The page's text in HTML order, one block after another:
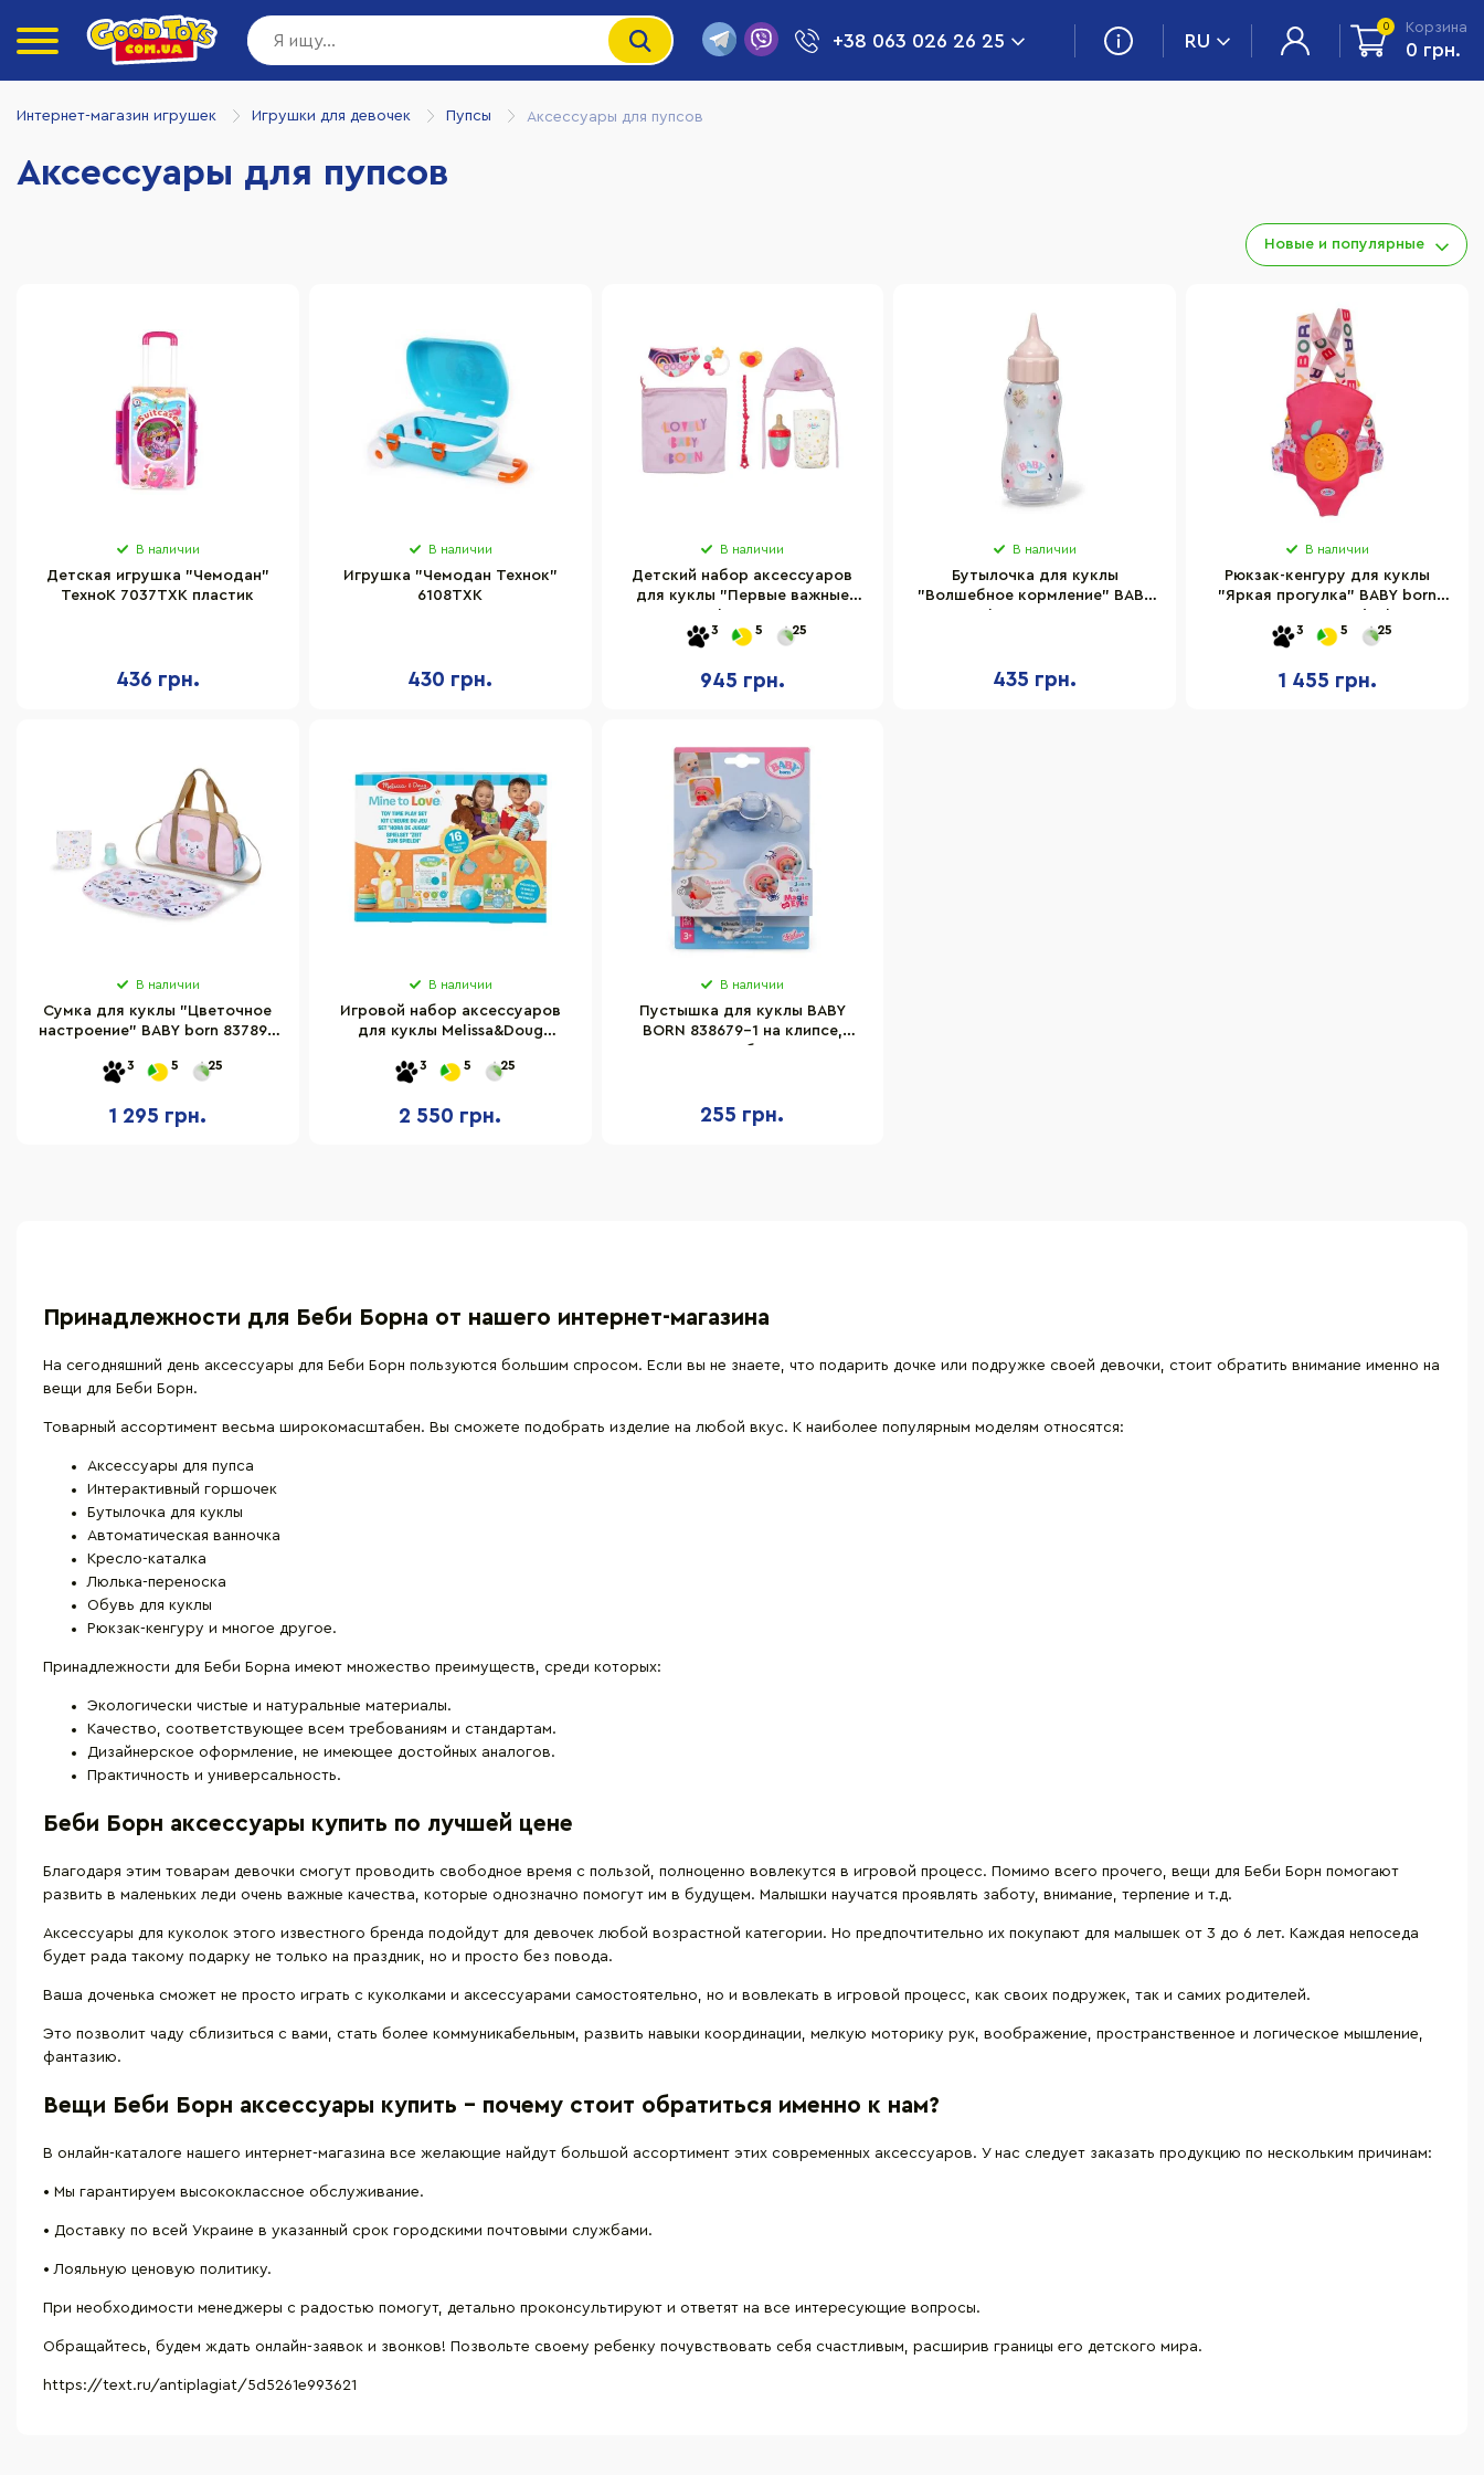
+38 063 026 26 25 RU
0 Корзина
0 грн.
Интернет-магазин игрушек Игрушки для девочек Пупсы Аксессуары для пупсов
Аксессуары для пупсов
Новые и популярные
В наличии
Детская игрушка "Чемодан"
ТехноК 7037TXK пластик
436 грн.
В наличии
Игрушка "Чемодан Технок"
6108TXK
430 грн.
В наличии
Детский набор аксессуаров
для куклы "Первые важные
"Pinplay"
3 5 25
945 грн.
В наличии
Бутылочка для куклы
"Волшебное кормление" BABY
435 грн.
В наличии
Рюкзак-кенгуру для куклы
"Яркая прогулка" BABY born
3 5 25
1 455 грн.
В наличии
Сумка для куклы "Цветочное
настроение" BABY born 837894
3 5 25
1 295 грн.
В наличии
Игровой набор аксессуаров
для куклы Melissa&Doug
3 5 25
2 550 грн.
В наличии
Пустышка для куклы BABY
BORN 838679-1 на клипсе,
255 грн.
Принадлежности для Беби Борна от нашего интернет-магазина
На сегодняшний день аксессуары для Беби Борн пользуются большим спросом. Если вы не знаете, что подарить дочке или подружке своей девочки, стоит обратить внимание именно на
вещи для Беби Борн.
Товарный ассортимент весьма широкомасштабен. Вы сможете подобрать изделие на любой вкус. К наиболее популярным моделям относятся:
Аксессуары для пупса
Интерактивный горшочек
Бутылочка для куклы
Автоматическая ванночка
Кресло-каталка
Люлька-переноска
Обувь для куклы
Рюкзак-кенгуру и многое другое.
Принадлежности для Беби Борна имеют множество преимуществ, среди которых:
Экологически чистые и натуральные материалы.
Качество, соответствующее всем требованиям и стандартам.
Дизайнерское оформление, не имеющее достойных аналогов.
Практичность и универсальность.
Беби Борн аксессуары купить по лучшей цене
Благодаря этим товарам девочки смогут проводить свободное время с пользой, полноценно вовлекутся в игровой процесс. Помимо всего прочего, вещи для Беби Борн помогают
развить в маленьких леди очень важные качества, которые однозначно помогут им в будущем. Малышки научатся проявлять заботу, внимание, терпение и т.д.
Аксессуары для куколок этого известного бренда подойдут для девочек любой возрастной категории. Но предпочтительно их покупают для малышек от 3 до 6 лет. Каждая непоседа
будет рада такому подарку не только на праздник, но и просто без повода.
Ваша доченька сможет не просто играть с куколками и аксессуарами самостоятельно, но и вовлекать в игровой процесс, как своих подружек, так и самих родителей.
Это позволит чаду сблизиться с вами, стать более коммуникабельным, развить навыки координации, мелкую моторику рук, воображение, пространственное и логическое мышление,
фантазию.
Вещи Беби Борн аксессуары купить – почему стоит обратиться именно к нам?
В онлайн-каталоге нашего интернет-магазина все желающие найдут большой ассортимент этих современных аксессуаров. У нас следует заказать продукцию по нескольким причинам:
• Мы гарантируем высококлассное обслуживание.
• Доставку по всей Украине в указанный срок городскими почтовыми службами.
• Лояльную ценовую политику.
При необходимости менеджеры с радостью помогут, детально проконсультируют и ответят на все интересующие вопросы.
Обращайтесь, будем ждать онлайн-заявок и звонков! Позвольте своему ребенку почувствовать себя счастливым, расширив границы его детского мира.
https://text.ru/antiplagiat/5d5261e993621